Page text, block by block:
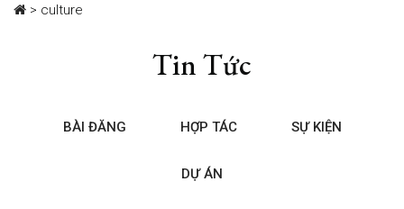
> culture
Tin Tức
BÀI ĐĂNG HỢP TÁC SỰ KIỆN
DỰ ÁN